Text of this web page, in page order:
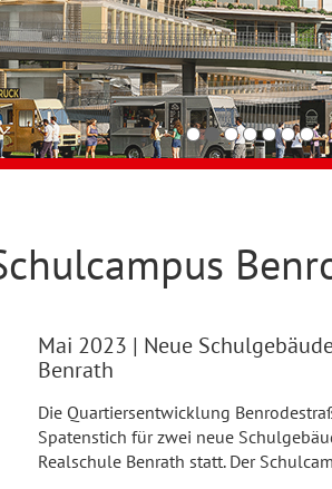
Mai 2023 | Neue
Benrath
Die Quartiersentwicklung
Spatenstich für zwei neue
Realschule Benrath statt. Der